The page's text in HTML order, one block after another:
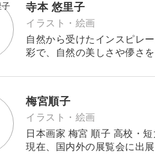
寺本 悠里子
イラスト・絵画
自然から受けたインスピレ
彩で、自然の美しさや儚さを表現したいと
梅宮順子
イラスト・絵画
日本画家 梅宮 順子 高校・短大・専門学校と日本画を学ぶ。 2020年より作家活動を再開。
現在、国内外の展覧会に出